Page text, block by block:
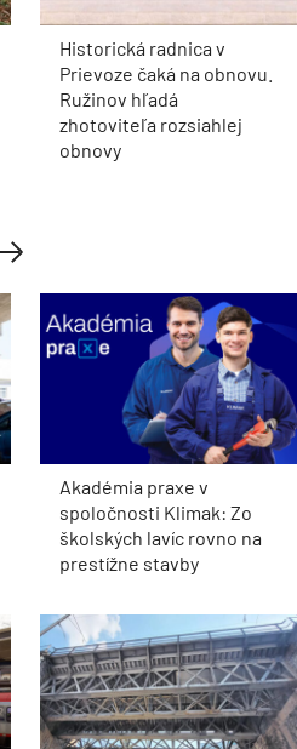
Historická radnica v
Prievoze čaká na obnovu.
Ružinov hľadá
zhotoviteľa rozsiahlej
obnovy
Akadémia praxe v
spoločnosti Klimak: Zo
školských lavíc rovno na
prestížne stavby